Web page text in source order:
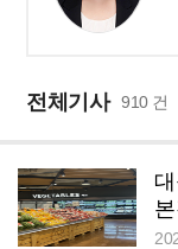
전체기사 910 건